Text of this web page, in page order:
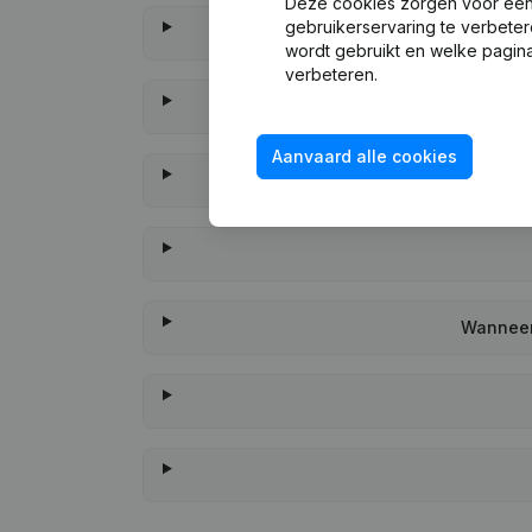
gebruikerservaring te
wordt gebruikt en welke
verbeteren.
Aanvaard alle cookies